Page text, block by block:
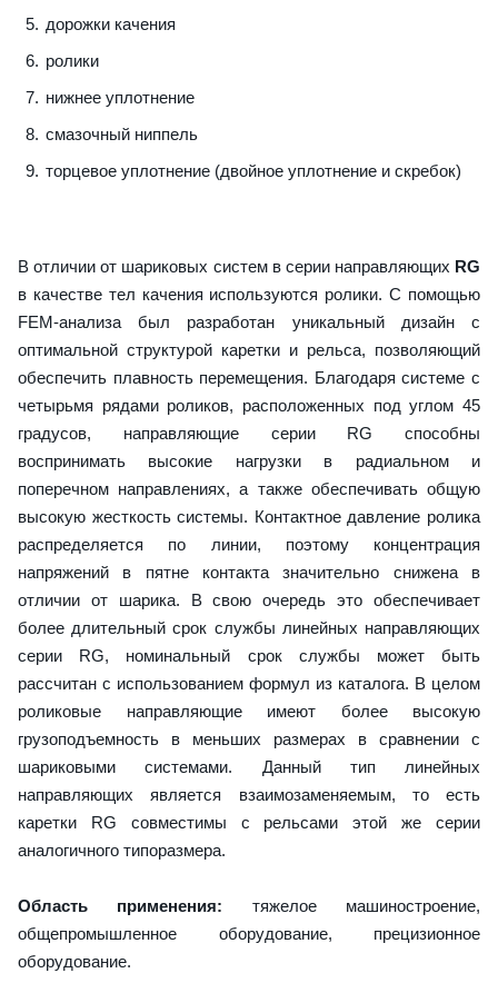
дорожки качения
ролики
нижнее уплотнение
смазочный ниппель
торцевое уплотнение (двойное уплотнение и скребок)
В отличии от шариковых систем в серии направляющих RG
в качестве тел качения используются ролики. С помощью
FEM-анализа был разработан уникальный дизайн с
оптимальной структурой каретки и рельса, позволяющий
обеспечить плавность перемещения. Благодаря системе с
четырьмя рядами роликов, расположенных под углом 45
градусов, направляющие серии RG способны
воспринимать высокие нагрузки в радиальном и
поперечном направлениях, а также обеспечивать общую
высокую жесткость системы. Контактное давление ролика
распределяется по линии, поэтому концентрация
напряжений в пятне контакта значительно снижена в
отличии от шарика. В свою очередь это обеспечивает
более длительный срок службы линейных направляющих
серии RG, номинальный срок службы может быть
рассчитан с использованием формул из каталога. В целом
роликовые направляющие имеют более высокую
грузоподъемность в меньших размерах в сравнении с
шариковыми системами. Данный тип линейных
направляющих является взаимозаменяемым, то есть
каретки RG совместимы с рельсами этой же серии
аналогичного типоразмера.
Область применения: тяжелое машиностроение,
общепромышленное оборудование, прецизионное
оборудование.